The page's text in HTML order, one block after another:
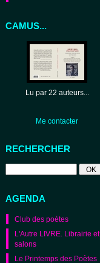
CAMUS...
Lu par 22 auteurs...
Me contacter
RECHERCHER
AGENDA
Club des poètes
L'Autre LIVRE. Librairie et
salons
Le Printemps des Poètes